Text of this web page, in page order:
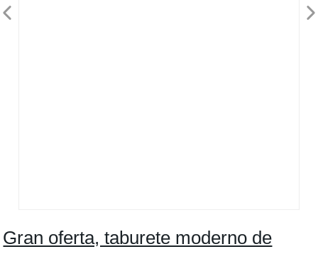
Gran oferta, taburete moderno de